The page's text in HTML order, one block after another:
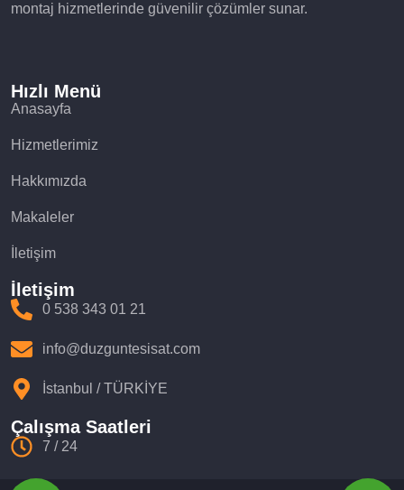
montaj hizmetlerinde güvenilir çözümler sunar.
Hızlı Menü
Anasayfa
Hizmetlerimiz
Hakkımızda
Makaleler
İletişim
İletişim
0 538 343 01 21
info@duzguntesisat.com
İstanbul / TÜRKİYE
Çalışma Saatleri
7 / 24